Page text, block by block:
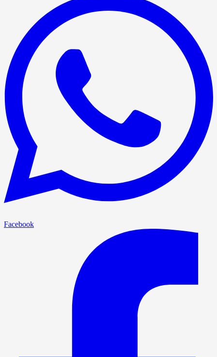
Facebook